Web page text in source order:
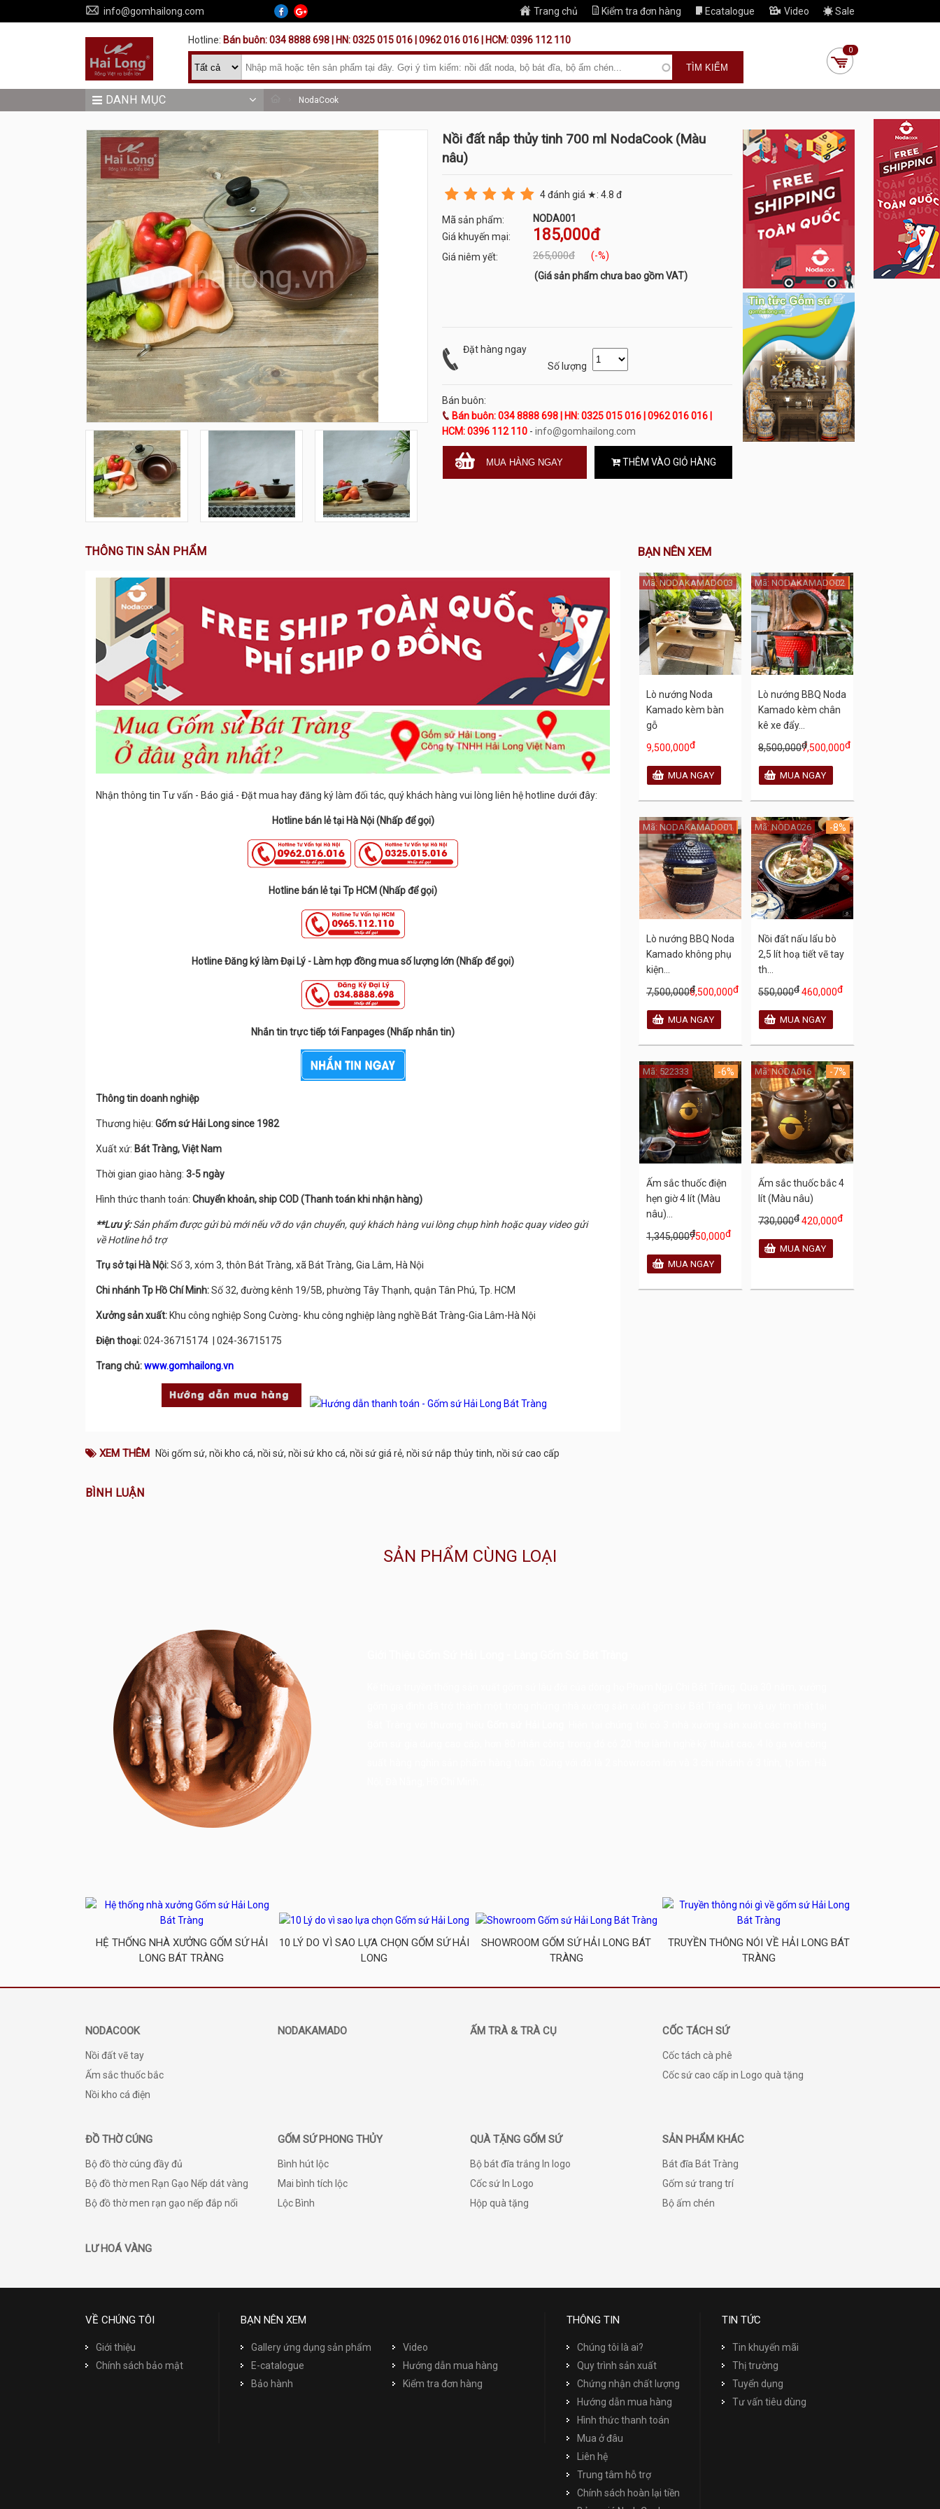
info@gomhailong.com Trang chủ Kiểm tra đơn hàng Ecatalogue Video Sale
Hotline: Bán buôn: 034 8888 698 | HN: 0325 015 016 | 0962 016 016 | HCM: 0396 112 110
0
DANH MỤC NodaCook
Nồi đất nắp thủy tinh 700 ml NodaCook (Màu
nâu)
4đánh giá ★: 4.8 đ
Mã sản phẩm:
NODA001
Giá khuyến mại:
185,000đ
Giá niêm yết: 265,000đ
(-%)
(Giá sản phẩm chưa bao gồm VAT)
Đặt hàng ngay
Số lượng
Bán buôn:
Bán buôn: 034 8888 698 | HN: 0325 015 016 | 0962 016 016 |
HCM: 0396 112 110 - info@gomhailong.com
THÊM VÀO GIỎ HÀNG
THÔNG TIN SẢN PHẨM
Nhận thông tin Tư vấn - Báo giá - Đặt mua hay đăng ký làm đối tác, quý khách hàng vui lòng liên hệ hotline dưới đây:
Hotline bán lẻ tại Hà Nội (Nhấp để gọi)
Hotline bán lẻ tại Tp HCM (Nhấp để gọi)
Hotline Đăng ký làm Đại Lý - Làm hợp đồng mua số lượng lớn (Nhấp để gọi)
Nhắn tin trực tiếp tới Fanpages (Nhấp nhắn tin)
Thông tin doanh nghiệp
Thương hiệu: Gốm sứ Hải Long since 1982
Xuất xứ: Bát Tràng, Việt Nam
Thời gian giao hàng: 3-5 ngày
Hình thức thanh toán: Chuyển khoản, ship COD (Thanh toán khi nhận hàng)
**Lưu ý:Sản phẩm được gửi bù mới nếu vỡ do vận chuyển, quý khách hàng vui lòng chụp hình hoặc quay video gửi
về Hotline hỗ trợ
Trụ sở tại Hà Nội:Số 3, xóm 3, thôn Bát Tràng, xã Bát Tràng, Gia Lâm, Hà Nội
Chi nhánh Tp Hồ Chí Minh:Số 32, đường kênh 19/5B, phường Tây Thạnh, quận Tân Phú, Tp. HCM
Xưởng sản xuất: Khu công nghiệp Song Cường- khu công nghiệp làng nghề Bát Tràng-Gia Lâm-Hà Nội
Điện thoại:024-36715174 | 024-36715175
Trang chủ:www.gomhailong.vn
XEM THÊM Nồi gốm sứ, nồi kho cá, nồi sứ, nồi sứ kho cá, nồi sứ giá rẻ, nồi sứ nắp thủy tinh, nồi sứ cao cấp
BÌNH LUẬN
BẠN NÊN XEM
Lò nướng Noda
Kamado kèm bàn
gỗ
9,500,000đ
Mã: NODAKAMADO03
Lò nướng BBQ Noda
Kamado kèm chân
kê xe đẩy...
8,500,000đ
7,500,000đ
-9%
Mã: NODAKAMADO02
Lò nướng BBQ Noda
Kamado không phụ
kiện...
7,500,000đ
6,500,000đ
-9%
Mã: NODAKAMADO01
Nồi đất nấu lẩu bò
2,5 lít hoạ tiết vẽ tay
th...
550,000đ 460,000đ
-8%
Mã: NODA026
Ấm sắc thuốc điện
hẹn giờ 4 lít (Màu
nâu)...
1,345,000đ
750,000đ
-6%
Mã: 522333
Ấm sắc thuốc bắc 4
lít (Màu nâu)
730,000đ 420,000đ
-7%
Mã: NODA016
SẢN PHẨM CÙNG LOẠI
HỆ THỐNG NHÀ XƯỞNG GỐM SỨ HẢI
LONG BÁT TRÀNG
10 LÝ DO VÌ SAO LỰA CHỌN GỐM SỨ HẢI
LONG
SHOWROOM GỐM SỨ HẢI LONG BÁT
TRÀNG
TRUYỀN THÔNG NÓI VỀ HẢI LONG BÁT
TRÀNG
NODACOOK
Nồi đất vẽ tay
Ấm sắc thuốc bắc
Nồi kho cá điện
NODAKAMADO ẤM TRÀ & TRÀ CỤ CỐC TÁCH SỨ
Cốc tách cà phê
Cốc sứ cao cấp in Logo quà tặng
ĐỒ THỜ CÚNG
Bộ đồ thờ cúng đầy đủ
Bộ đồ thờ men Rạn Gạo Nếp dát vàng
Bộ đồ thờ men rạn gạo nếp đắp nổi
GỐM SỨ PHONG THỦY
Bình hút lộc
Mai bình tích lộc
Lộc Bình
QUÀ TẶNG GỐM SỨ
Bộ bát đĩa trắng In logo
Cốc sứ In Logo
Hộp quà tặng
SẢN PHẨM KHÁC
Bát đĩa Bát Tràng
Gốm sứ trang trí
Bộ ấm chén
LƯ HOÁ VÀNG
VỀ CHÚNG TÔI
Giới thiệu
Chính sách bảo mật
BẠN NÊN XEM
Gallery ứng dụng sản phẩm
Video
E-catalogue
Hướng dẫn mua hàng
Bảo hành
Kiểm tra đơn hàng
THÔNG TIN
Chúng tôi là ai?
Quy trình sản xuất
Chứng nhận chất lượng
Hướng dẫn mua hàng
Hình thức thanh toán
Mua ở đâu
Liên hệ
Trung tâm hỗ trợ
Chính sách hoàn lại tiền
TIN TỨC
Tin khuyến mãi
Thị trường
Tuyển dụng
Tư vấn tiêu dùng